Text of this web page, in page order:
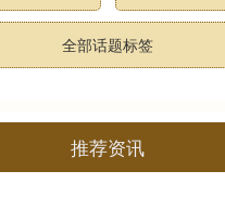
全部话题标签
推荐资讯